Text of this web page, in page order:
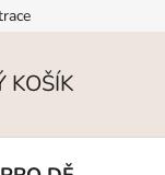
KOŠÍK